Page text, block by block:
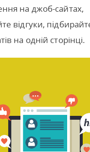
на джоб-сайтах,
відгуки,
на одній сторінці.